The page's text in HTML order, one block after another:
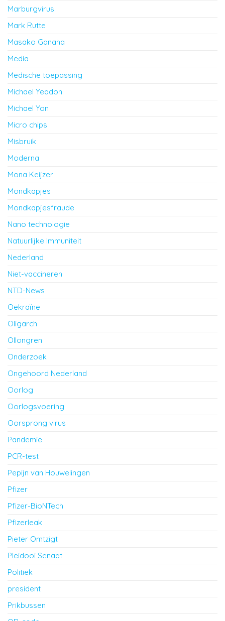
Marburgvirus
Mark Rutte
Masako Ganaha
Media
Medische toepassing
Michael Yeadon
Michael Yon
Micro chips
Misbruik
Moderna
Mona Keijzer
Mondkapjes
Mondkapjesfraude
Nano technologie
Natuurlijke Immuniteit
Nederland
Niet-vaccineren
NTD-News
Oekraïne
Oligarch
Ollongren
Onderzoek
Ongehoord Nederland
Oorlog
Oorlogsvoering
Oorsprong virus
Pandemie
PCR-test
Pepijn van Houwelingen
Pfizer
Pfizer-BioNTech
Pfizerleak
Pieter Omtzigt
Pleidooi Senaat
Politiek
president
Prikbussen